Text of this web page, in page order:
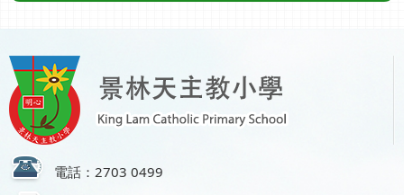
電話：2703 0499